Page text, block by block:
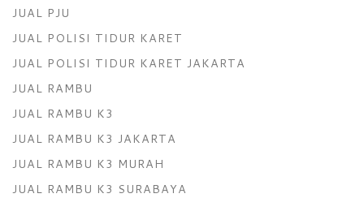
JUAL PJU
JUAL POLISI TIDUR KARET
JUAL POLISI TIDUR KARET JAKARTA
JUAL RAMBU
JUAL RAMBU K3
JUAL RAMBU K3 JAKARTA
JUAL RAMBU K3 MURAH
JUAL RAMBU K3 SURABAYA